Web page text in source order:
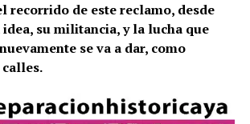
recorrido de este reclamo, desde
su militancia, y la lucha que
se va a dar, como